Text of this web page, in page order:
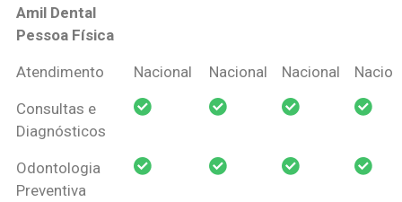
Amil Dental
Pessoa Física
Coberturas
Pessoa Física
Nacional Criança Prótese
Atendimento Nacional Nacional Nacional
Consultas e
Diagnósticos
Odontologia
Preventiva